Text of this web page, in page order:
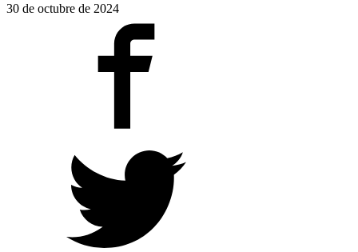
30 de octubre de 2024